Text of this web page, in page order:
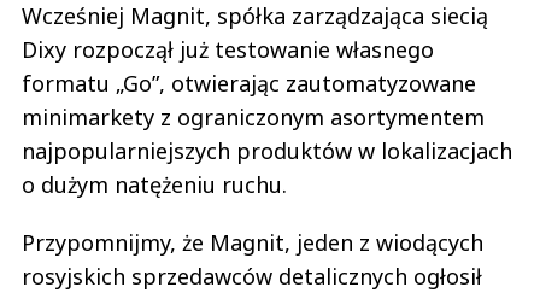
Wcześniej Magnit, spółka zarządzająca siecią
Dixy rozpoczął już testowanie własnego
formatu „Go”, otwierając zautomatyzowane
minimarkety z ograniczonym asortymentem
najpopularniejszych produktów w lokalizacjach
o dużym natężeniu ruchu.
Przypomnijmy, że Magnit, jeden z wiodących
rosyjskich sprzedawców detalicznych ogłosił